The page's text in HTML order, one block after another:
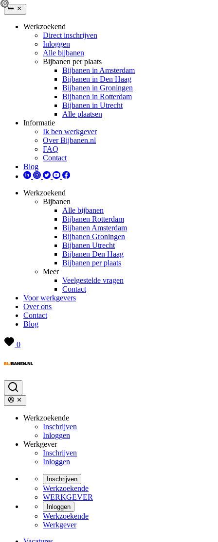
Werkzoekend
Direct inschrijven
Inloggen
Alle bijbanen
Bijbanen per plaats
Bijbanen in Amsterdam
Bijbanen in Den Haag
Bijbanen in Groningen
Bijbanen in Rotterdam
Bijbanen in Utrecht
Alle plaatsen
Informatie
Ik ben werkgever
Over Bijbanen.nl
FAQ
Contact
Blog
Werkzoekend
Bijbanen
Alle bijbanen
Bijbanen Rotterdam
Bijbanen Amsterdam
Bijbanen Groningen
Bijbanen Utrecht
Bijbanen Den Haag
Bijbanen per plaats
Meer
Veelgestelde vragen
Contact
Voor werkgevers
Over ons
Contact
Blog
0
Werkzoekende
Inschrijven
Inloggen
Werkgever
Inschrijven
Inloggen
Inschrijven
Werkzoekende
WERKGEVER
Inloggen
Werkzoekende
Werkgever